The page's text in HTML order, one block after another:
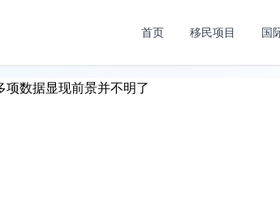
首页 移民项目 国